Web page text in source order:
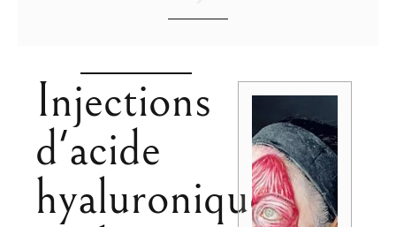
Injections
d'acide
hyaluronique